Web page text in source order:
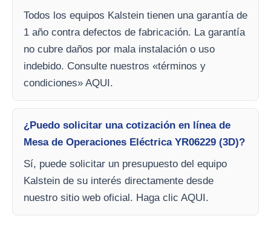
Todos los equipos Kalstein tienen una garantía de
1 año contra defectos de fabricación. La garantía
no cubre daños por mala instalación o uso
indebido. Consulte nuestros «términos y
condiciones» AQUI.
¿Puedo solicitar una cotización en línea de
Mesa de Operaciones Eléctrica YR06229 (3D)?
Sí, puede solicitar un presupuesto del equipo
Kalstein de su interés directamente desde
nuestro sitio web oficial. Haga clic AQUI.